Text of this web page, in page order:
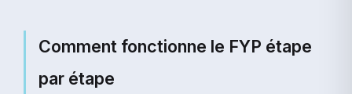
Comment fonctionne le FYP étape
par étape